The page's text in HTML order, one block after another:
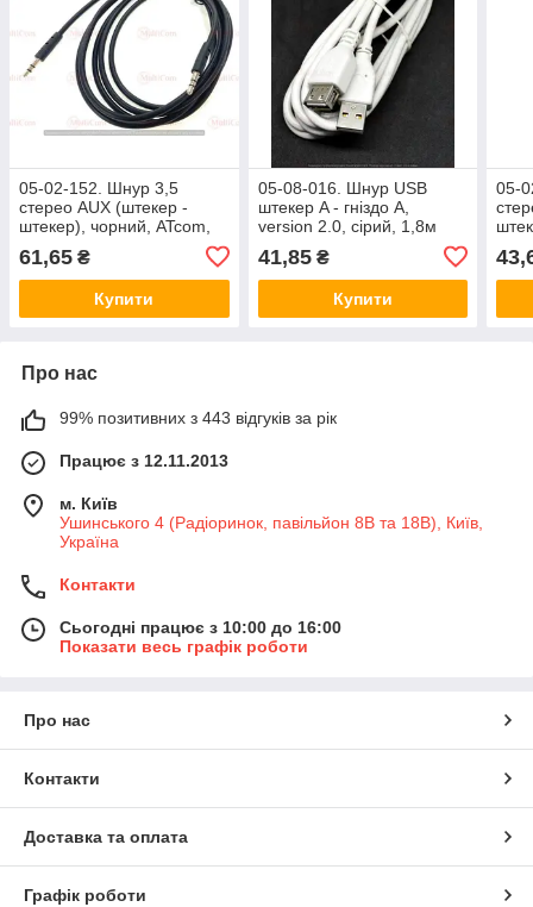
05-02-152. Шнур 3,5
стерео AUX (штекер -
штекер), чорний, ATcom,
61,65 ₴
Купити
05-08-016. Шнур USB
штекер A - гніздо А,
version 2.0, сірий, 1,8м
41,85₴
Купити
05-
Про нас
99% позитивних з 443 відгуків за рік
Працює з 12.11.2013
м. Київ
Ушинського 4 (Радіоринок, павільйон 8В та 18В), Київ,
Україна
Контакти
Сьогодні працює з 10:00 до 16:00
Показати весь графік роботи
Про нас
Контакти
Доставка та оплата
Графік роботи